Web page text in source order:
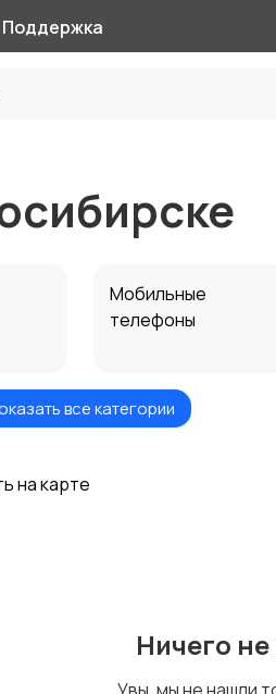
Поддержка
Мобильные
телефоны
Аксессуары
все категории
на карте
Ничего